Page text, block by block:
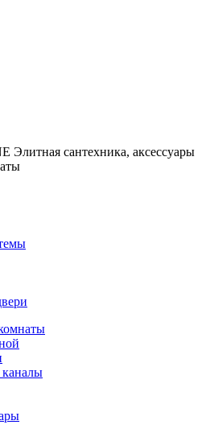
Элитная сантехника, аксессуары